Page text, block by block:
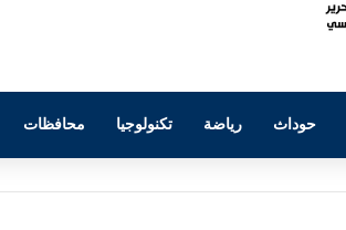
حوداث رياضة تكنولوجيا محافظات